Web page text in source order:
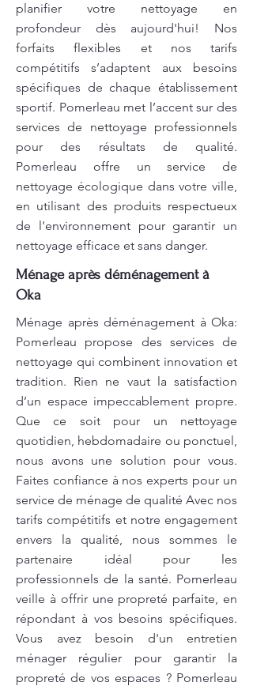
planifier votre nettoyage en
profondeur dès aujourd'hui! Nos
forfaits flexibles et nos tarifs
compétitifs s’adaptent aux besoins
spécifiques de chaque établissement
sportif. Pomerleau met l’accent sur des
services de nettoyage professionnels
pour des résultats de qualité.
Pomerleau offre un service de
nettoyage écologique dans votre ville,
en utilisant des produits respectueux
de l'environnement pour garantir un
nettoyage efficace et sans danger.
Ménage après déménagement à
Oka
Ménage après déménagement à Oka:
Pomerleau propose des services de
nettoyage qui combinent innovation et
tradition. Rien ne vaut la satisfaction
d’un espace impeccablement propre.
Que ce soit pour un nettoyage
quotidien, hebdomadaire ou ponctuel,
nous avons une solution pour vous.
Faites confiance à nos experts pour un
service de ménage de qualité Avec nos
tarifs compétitifs et notre engagement
envers la qualité, nous sommes le
partenaire idéal pour les
professionnels de la santé. Pomerleau
veille à offrir une propreté parfaite, en
répondant à vos besoins spécifiques.
Vous avez besoin d'un entretien
ménager régulier pour garantir la
propreté de vos espaces ? Pomerleau